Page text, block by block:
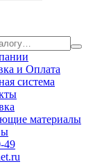
и Оплата
система
материалы
49